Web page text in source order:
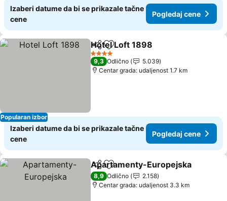
Izaberi datume da bi se prikazale tačne
cene
Pogledaj cene
Popularan izbor
Deli Dodati u favorite
Hotel Loft 1898
4 Zvezdice
9,3 Odlično
5.039
Centar grada: udaljenost 1.7 km
Izaberi datume da bi se prikazale tačne
cene
Pogledaj cene
Deli Dodati u favorite
Apartamenty-Europejska
8,9 Odlično
2.158
Centar grada: udaljenost 3.3 km